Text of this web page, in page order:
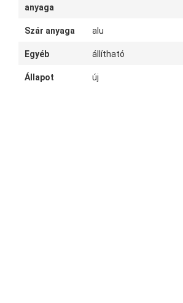
anyaga
Szár anyaga alu
Egyéb állítható
Állapot új